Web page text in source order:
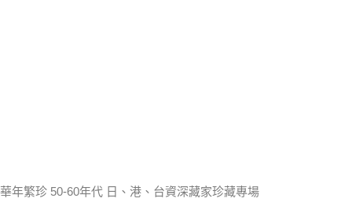
華年繁珍 50-60年代 日、港、台資深藏家珍藏專場